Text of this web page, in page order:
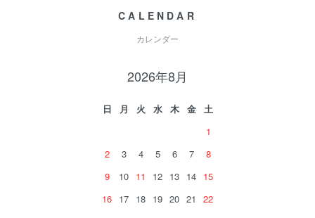
CALENDAR
カレンダー
2026年8月
日 月 火 水 木 金
土
1
2
3 4 5 6 7
8
9
10 11 12 13 14 15
16 17 18 19 20 21
22